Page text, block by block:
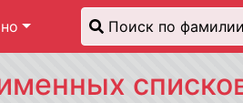
Поиск по